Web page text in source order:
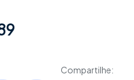
Compartilhe: